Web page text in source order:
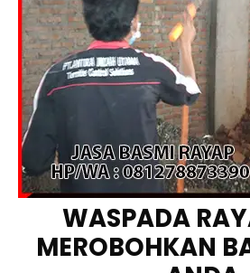
WASPADA
MEROBOHKAN